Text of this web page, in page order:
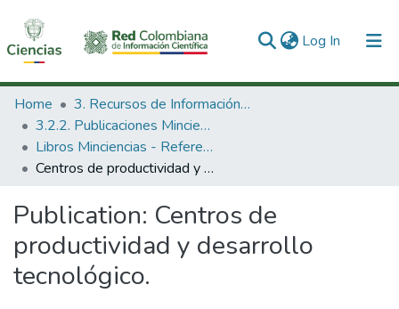
Log In (current)
Communities & Collections
All of DSpace
Statistics
Home
3. Recursos de Información Científica y Tecnológica
3.2.2. Publicaciones Minciencias
Libros Minciencias - Referenciales
Centros de productividad y desarrollo tecnológico.
Publication: Centros de
productividad y desarrollo
tecnológico.